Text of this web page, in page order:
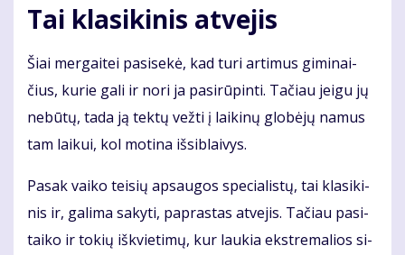
Tai kla­si­ki­nis at­ve­jis
Šiai mer­gai­tei pa­si­se­kė, kad tu­ri ar­ti­mus gi­mi­nai­
čius, ku­rie ga­li ir no­ri ja pa­si­rū­pin­ti. Ta­čiau jei­gu jų
ne­bū­tų, ta­da ją tek­tų vež­ti į lai­ki­nų glo­bė­jų na­mus
tam lai­kui, kol mo­ti­na iš­si­blai­vys.
Pa­sak vai­ko tei­sių ap­sau­gos spe­cia­lis­tų, tai kla­si­ki­
nis ir, ga­li­ma sa­ky­ti, pa­pras­tas at­ve­jis. Ta­čiau pa­si­
tai­ko ir to­kių iš­kvie­ti­mų, kur lau­kia eks­tre­ma­lios si­